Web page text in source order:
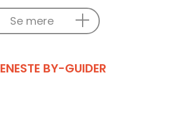
Se mere
BY-GUIDER